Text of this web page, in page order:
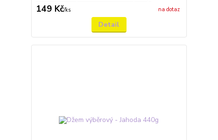
149 Kč/ks na dotaz
Detail